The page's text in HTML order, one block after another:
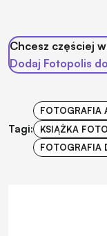
Chcesz częściej
Dodaj Fotopolis
Tagi:
FOTOGRAFIA
KSIĄŻKA
FOTOGRAFIA